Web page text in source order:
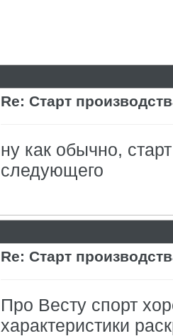
Re: Старт
ну как обычно,
следующего
Re: Старт
Про Весту спорт
характеристики